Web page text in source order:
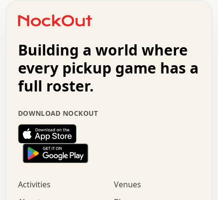
+   .   .   .   .   .   .   .   .   .   +   .   .
.   .   .   .   .   .   .   .   .   .   .   :   .
.   .   .   .   +   .   .   .   .   .   .   .   +
.   :   .   .   .   .   .   .   .   .   o   .   .
.   .   x   .   .   .   .   .   .   :   .   .   o
.   .   .   .   :   .   .   .   .   o   .   .   .
.   .   .   .   .   .   .   :   .   .   .   .   .
.   .   .   .   .   .   .   +   .   .   x   .   .
.   .   .   .   .   :   +   .   .   .   .   .   o
.   .   .   .   .   .   .   .   .   .   .   .   .
.   .   :   o   .   .   .   .   .   .   .   +   .
.   o   .   .   .   .   x   .   .   .   .   .   .
+   .   o   .   .   .   .   o   .   .   .   .
Building a world where
every pickup game has a
full roster.
DOWNLOAD NOCKOUT
Activities
Venues